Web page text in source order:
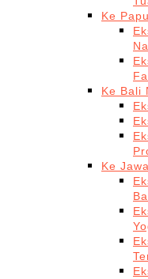
Ke
Ke Bali
Ke Jawa